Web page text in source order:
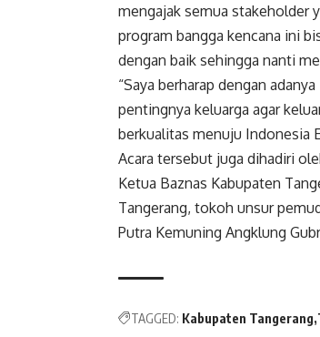
mengajak semua stakeholder
program bangga kencana ini
dengan baik sehingga nanti
“Saya berharap dengan
pentingnya keluarga agar
berkualitas menuju Indonesia
Acara tersebut juga dihadiri
Ketua Baznas Kabupaten
Tangerang, tokoh unsur
Putra Kemuning Angklung
TAGGED: Kabupaten Tangerang